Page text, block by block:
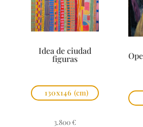
Idea de ciudad
figuras
130x146 (cm)
3.800 €